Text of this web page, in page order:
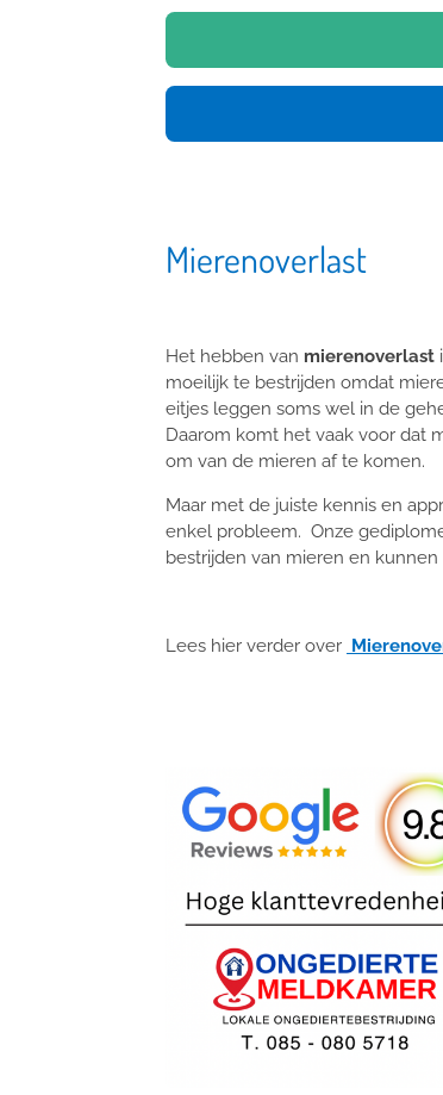
Mierenoverlast
Het hebben van mierenoverlast
moeilijk te bestrijden omdat
eitjes leggen soms wel in de
Daarom komt het vaak voor dat
om van de mieren af te komen.
Maar met de juiste kennis en
enkel probleem. Onze
bestrijden van mieren en
Lees hier verder over